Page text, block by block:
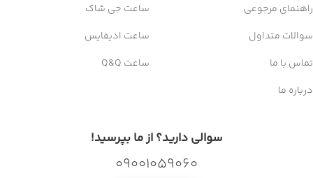
راهنمای مرجوعی
سوالات متداول
تماس با ما
درباره ما
ساعت جی شاک
ساعت ادیفایس
ساعت Q&Q
سوالی دارید؟ از ما بپرسید!
09001059060